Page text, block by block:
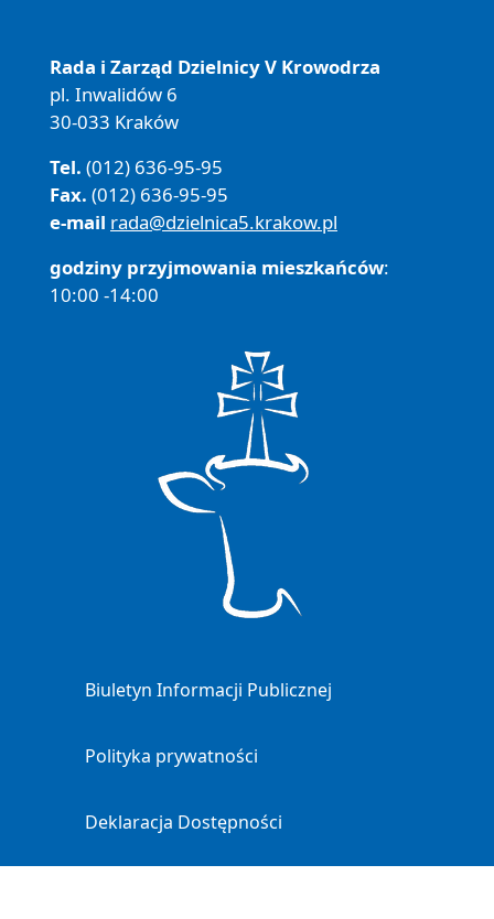
Rada i Zarząd Dzielnicy V Krowodrza
pl. Inwalidów 6
30-033 Kraków
Tel. (012) 636-95-95
Fax. (012) 636-95-95
e-mail rada@dzielnica5.krakow.pl
godziny przyjmowania mieszkańców:
10:00 -14:00
Biuletyn Informacji Publicznej
Polityka prywatności
Deklaracja Dostępności